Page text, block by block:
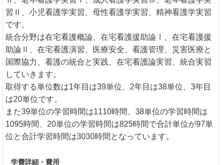
習Ⅱ、小児看護学実習、母性看護学実習、精神看護学実習
です。
統合分野は在宅看護概論、在宅看護援助論Ⅰ、在宅看護援
助論Ⅱ、在宅看護演習、医療安全、看護管理、災害医療と
国際協力、看護の統合と実践、在宅看護論実習、統合実習
していきます。
取得する単位数は1年目は39単位、2年目は38単位、3年目
は20単位です。
また39単位の学習時間は1110時間、38単位の学習時間は
1095時間、20単位の学習時間は825時間で合計単位が97単
位と合計学習時間は3030時間となっています。
学費詳細・費用